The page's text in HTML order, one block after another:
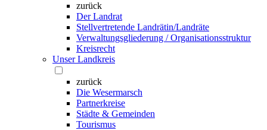
zurück
Der Landrat
Stellvertretende Landrätin/Landräte
Verwaltungsgliederung / Organisationsstruktur
Kreisrecht
Unser Landkreis
zurück
Die Wesermarsch
Partnerkreise
Städte & Gemeinden
Tourismus